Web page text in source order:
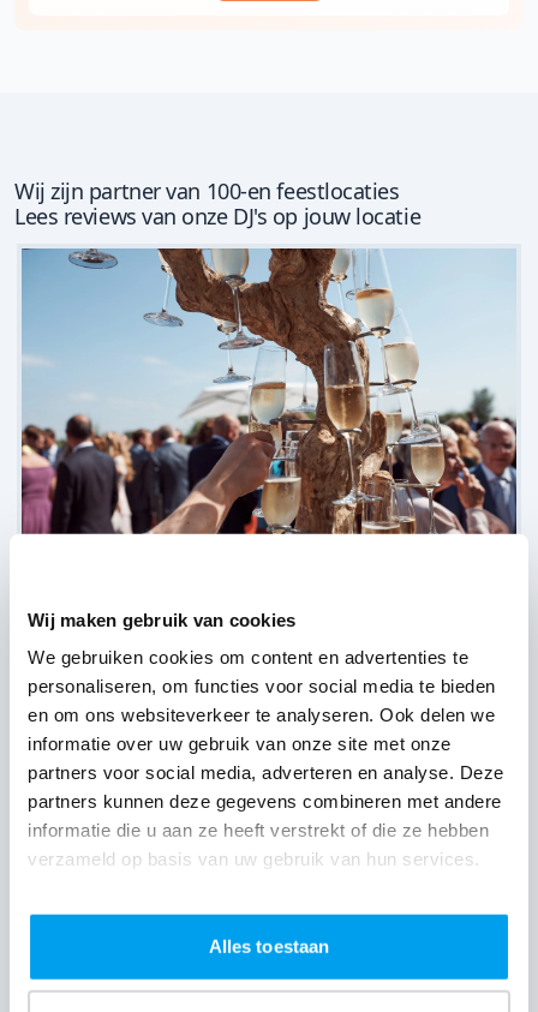
Wij maken gebruik van cookies
We gebruiken cookies om content en advertenties te
personaliseren, om functies voor social media te bieden
en om ons websiteverkeer te analyseren. Ook delen we
informatie over uw gebruik van onze site met onze
partners voor social media, adverteren en analyse. Deze
partners kunnen deze gegevens combineren met andere
informatie die u aan ze heeft verstrekt of die ze hebben
verzameld op basis van uw gebruik van hun services.
Alles toestaan
Wij zijn partner van 100-en feestlocaties
Lees reviews van onze DJ's op jouw locatie
(18 reviews over onze DJ's)